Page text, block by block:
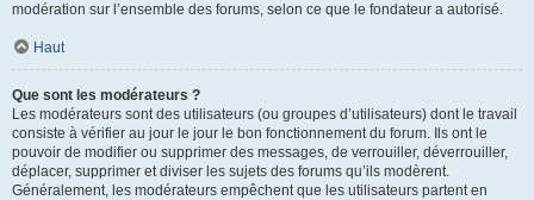
modération sur l’ensemble des forums, selon ce que le fondateur a autorisé.
Haut
Que sont les modérateurs ?
Les modérateurs sont des utilisateurs (ou groupes d’utilisateurs) dont le travail
consiste à vérifier au jour le jour le bon fonctionnement du forum. Ils ont le
pouvoir de modifier ou supprimer des messages, de verrouiller, déverrouiller,
déplacer, supprimer et diviser les sujets des forums qu’ils modèrent.
Généralement, les modérateurs empêchent que les utilisateurs partent en